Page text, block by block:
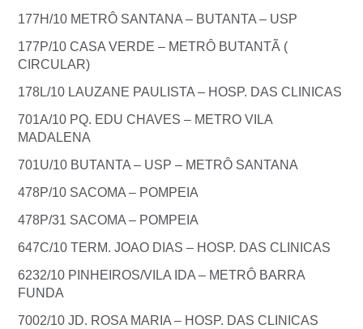
177H/10 METRÔ SANTANA – BUTANTA – USP
177P/10 CASA VERDE – METRÔ BUTANTÃ (
CIRCULAR)
178L/10 LAUZANE PAULISTA – HOSP. DAS CLINICAS
701A/10 PQ. EDU CHAVES – METRO VILA
MADALENA
701U/10 BUTANTA – USP – METRÔ SANTANA
478P/10 SACOMA – POMPEIA
478P/31 SACOMA – POMPEIA
647C/10 TERM. JOAO DIAS – HOSP. DAS CLINICAS
6232/10 PINHEIROS/VILA IDA – METRÔ BARRA
FUNDA
7002/10 JD. ROSA MARIA – HOSP. DAS CLINICAS